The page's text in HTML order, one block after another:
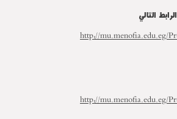
http://mu.menofia.edu.eg/
http://mu.menofia.edu.eg/